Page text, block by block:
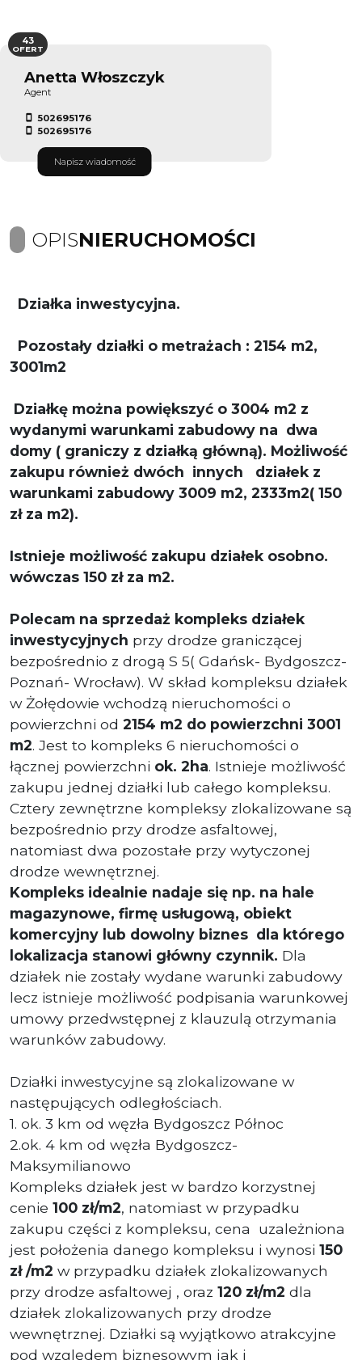
Anetta Włoszczyk
Agent
502695176
502695176
Napisz wiadomość
43
OFERT
OPISNIERUCHOMOŚCI
Działka inwestycyjna.
Pozostały działki o metrażach : 2154 m2,
3001m2
Działkę można powiększyć o 3004 m2 z
wydanymi warunkami zabudowy na dwa
domy ( graniczy z działką główną). Możliwość
zakupu również dwóch innych działek z
warunkami zabudowy 3009 m2, 2333m2( 150
zł za m2).
Istnieje możliwość zakupu działek osobno.
wówczas 150 zł za m2.
Polecam na sprzedaż kompleks działek
inwestycyjnych przy drodze graniczącej
bezpośrednio z drogą S 5( Gdańsk- Bydgoszcz-
Poznań- Wrocław). W skład kompleksu działek
w Żołędowie wchodzą nieruchomości o
powierzchni od 2154 m2 do powierzchni 3001
m2. Jest to kompleks 6 nieruchomości o
łącznej powierzchni ok. 2ha. Istnieje możliwość
zakupu jednej działki lub całego kompleksu.
Cztery zewnętrzne kompleksy zlokalizowane są
bezpośrednio przy drodze asfaltowej,
natomiast dwa pozostałe przy wytyczonej
drodze wewnętrznej.
Kompleks idealnie nadaje się np. na hale
magazynowe, firmę usługową, obiekt
komercyjny lub dowolny biznes dla którego
lokalizacja stanowi główny czynnik. Dla
działek nie zostały wydane warunki zabudowy
lecz istnieje możliwość podpisania warunkowej
umowy przedwstępnej z klauzulą otrzymania
warunków zabudowy.
Działki inwestycyjne są zlokalizowane w
następujących odległościach.
1. ok. 3 km od węzła Bydgoszcz Północ
2.ok. 4 km od węzła Bydgoszcz-
Maksymilianowo
Kompleks działek jest w bardzo korzystnej
cenie 100 zł/m2, natomiast w przypadku
zakupu części z kompleksu, cena uzależniona
jest położenia danego kompleksu i wynosi 150
zł /m2 w przypadku działek zlokalizowanych
przy drodze asfaltowej , oraz 120 zł/m2 dla
działek zlokalizowanych przy drodze
wewnętrznej. Działki są wyjątkowo atrakcyjne
pod względem biznesowym jak i